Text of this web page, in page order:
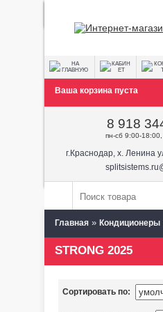
Ваша корзина пуста
8 918
пн-сб 9:00-
г.Краснодар, х. Ленина
Главная » Кондиционеры
STRONG 2025
Сортировать по: